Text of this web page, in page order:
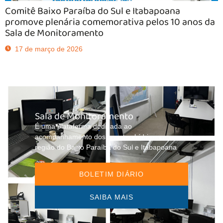
Comitê Baixo Paraíba do Sul e Itabapoana
promove plenária comemorativa pelos 10 anos da
Sala de Monitoramento
17 de março de 2026
Sala de Monitoramento
É uma plataforma dedicada ao
acompanhamento dos eventos hídricos na
região do Baixo Paraíba do Sul e Itabapoana
BOLETIM DIÁRIO
SAIBA MAIS